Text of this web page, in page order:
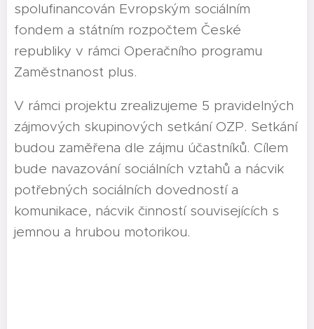
spolufinancován Evropským sociálním
fondem a státním rozpočtem České
republiky v rámci Operačního programu
Zaměstnanost plus.
V rámci projektu zrealizujeme 5 pravidelných
zájmových skupinových setkání OZP. Setkání
budou zaměřena dle zájmu účastníků. Cílem
bude navazování sociálních vztahů a nácvik
potřebných sociálních dovedností a
komunikace, nácvik činností souvisejících s
jemnou a hrubou motorikou.